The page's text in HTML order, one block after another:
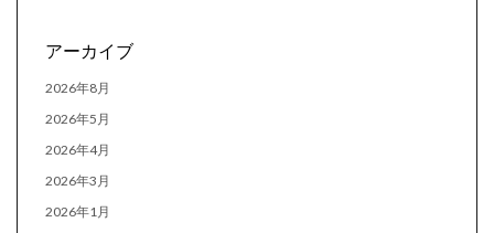
アーカイブ
2026年8月
2026年5月
2026年4月
2026年3月
2026年1月